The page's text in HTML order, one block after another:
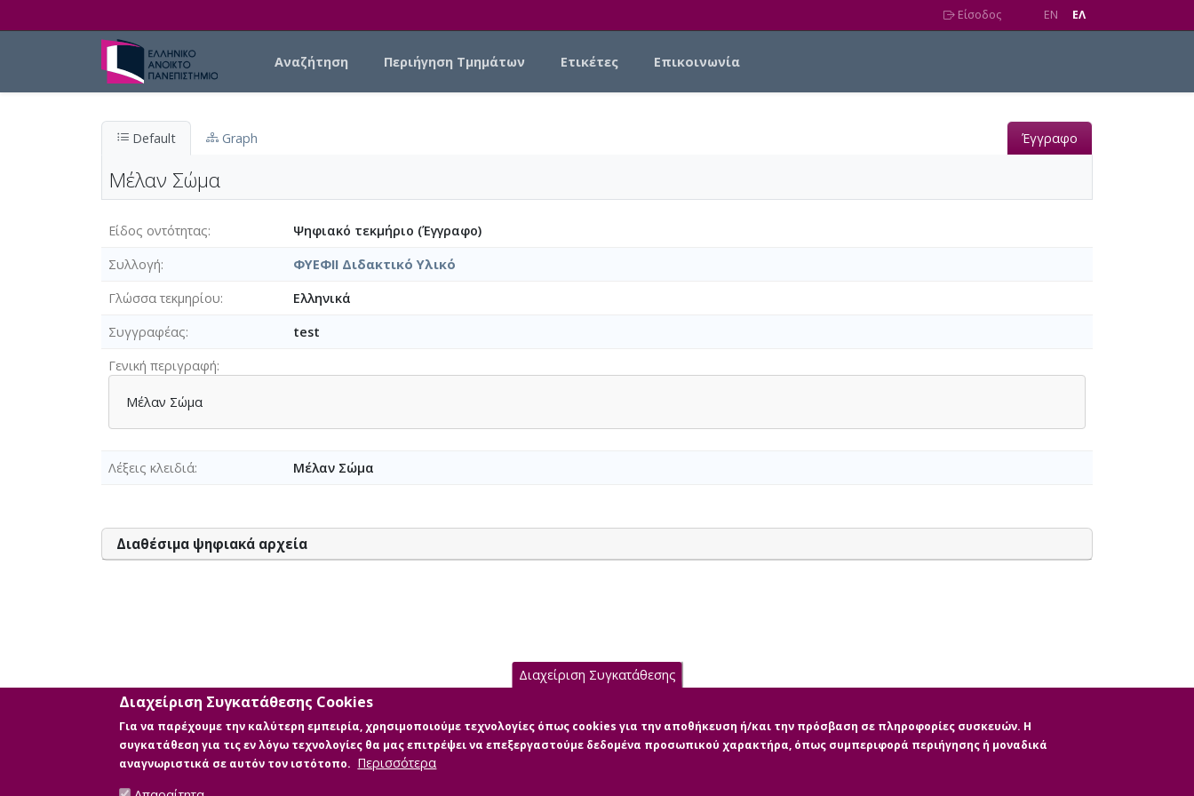
Είσοδος EN EΛ
Αναζήτηση Περιήγηση Τμημάτων Ετικέτες Επικοινωνία
Default Graph Έγγραφο
Μέλαν Σώμα
Είδος οντότητας
Ψηφιακό τεκμήριο (Έγγραφο)
Συλλογή
ΦΥΕΦΙΙ Διδακτικό Υλικό
Γλώσσα τεκμηρίου
Ελληνικά
Συγγραφέας
test
Γενική περιγραφή
Μέλαν Σώμα
Λέξεις κλειδιά Μέλαν Σώμα
Διαθέσιμα ψηφιακά αρχεία
Διαχείριση Συγκατάθεσης
Διαχείριση Συγκατάθεσης Cookies
Για να παρέχουμε την καλύτερη εμπειρία, χρησιμοποιούμε τεχνολογίες όπως cookies για την αποθήκευση ή/και την πρόσβαση σε πληροφορίες συσκευών. Η
συγκατάθεση για τις εν λόγω τεχνολογίες θα μας επιτρέψει να επεξεργαστούμε δεδομένα προσωπικού χαρακτήρα, όπως συμπεριφορά περιήγησης ή μοναδικά
αναγνωριστικά σε αυτόν τον ιστότοπο. Περισσότερα